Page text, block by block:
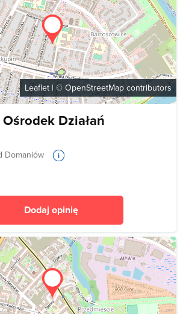
Leaflet | © OpenStreetMap contributors
Działań
Domaniów
Dodaj opinię